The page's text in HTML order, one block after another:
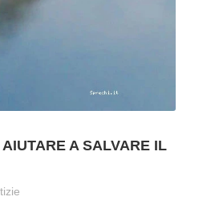
A SALVARE IL